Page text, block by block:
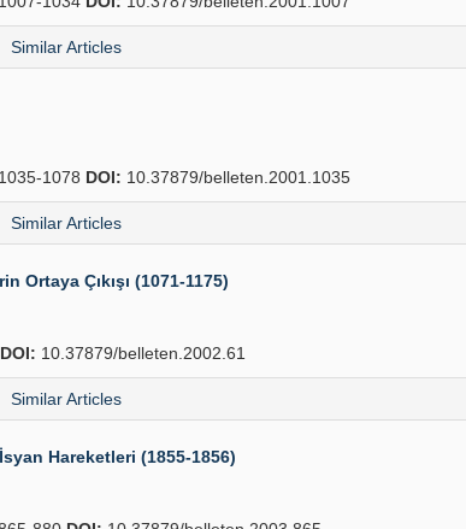
Similar Articles
1035-1078 DOI: 10.37879/belleten.2001.1035
Similar Articles
Çıkışı (1071-1175)
DOI: 10.37879/belleten.2002.61
Similar Articles
Hareketleri (1855-1856)